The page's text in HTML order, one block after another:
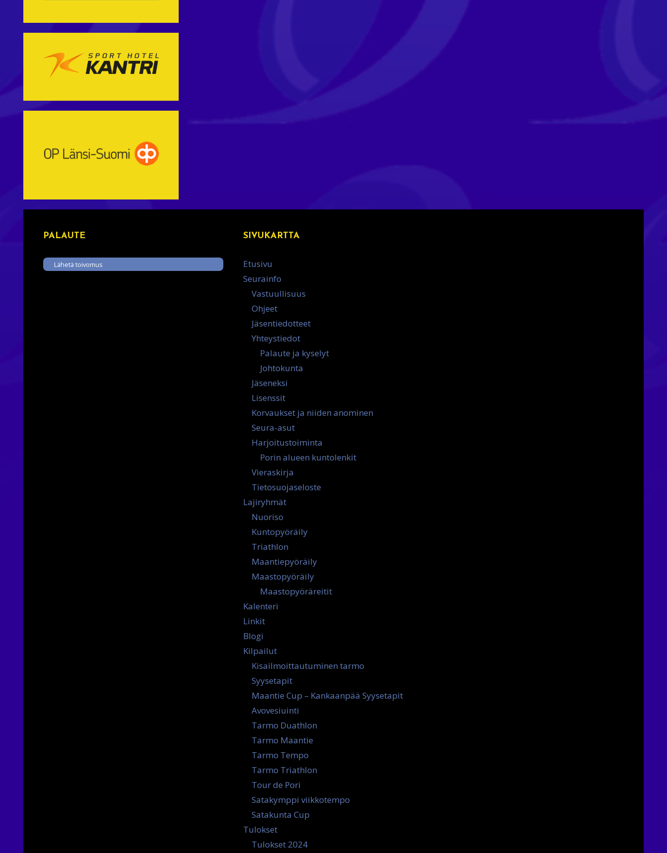
PALAUTE
Lähetä toivomus
SIVUKARTTA
Etusivu
Seurainfo
Vastuullisuus
Ohjeet
Jäsentiedotteet
Yhteystiedot
Palaute ja kyselyt
Johtokunta
Jäseneksi
Lisenssit
Korvaukset ja niiden anominen
Seura-asut
Harjoitustoiminta
Porin alueen kuntolenkit
Vieraskirja
Tietosuojaseloste
Lajiryhmät
Nuoriso
Kuntopyöräily
Triathlon
Maantiepyöräily
Maastopyöräily
Maastopyöräreitit
Kalenteri
Linkit
Blogi
Kilpailut
Kisailmoittautuminen tarmo
Syysetapit
Maantie Cup – Kankaanpää Syysetapit
Avovesiuinti
Tarmo Duathlon
Tarmo Maantie
Tarmo Tempo
Tarmo Triathlon
Tour de Pori
Satakymppi viikkotempo
Satakunta Cup
Tulokset
Tulokset 2024